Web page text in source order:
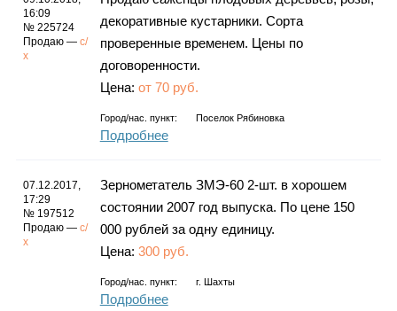
16:09
№ 225724
Продаю —с/
х
декоративные кустарники. Сорта
проверенные временем. Цены по
договоренности.
Цена: от 70 руб.
Город/нас. пункт: Поселок Рябиновка
Подробнее
07.12.2017,
17:29
№ 197512
Продаю —с/
х
Зернометатель ЗМЭ-60 2-шт. в хорошем
состоянии 2007 год выпуска. По цене 150
000 рублей за одну единицу.
Цена: 300 руб.
Город/нас. пункт: г. Шахты
Подробнее